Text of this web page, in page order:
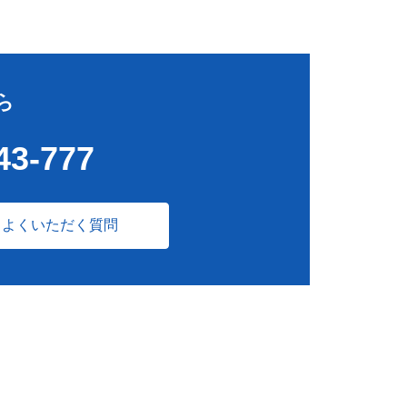
777
よくいただく質問